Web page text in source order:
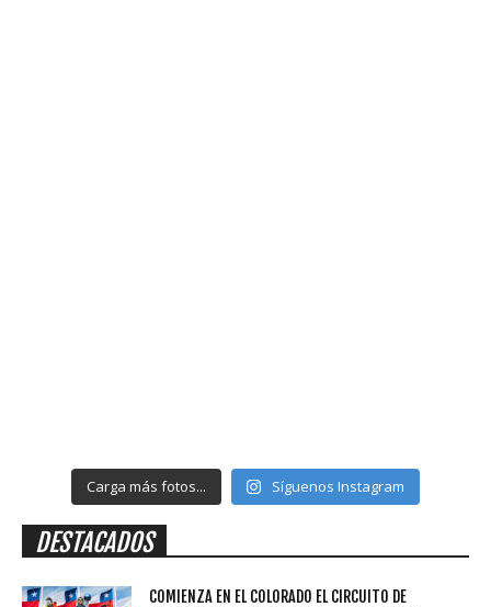
Carga más fotos... Síguenos Instagram
DESTACADOS
COMIENZA EN EL COLORADO EL CIRCUITO DE